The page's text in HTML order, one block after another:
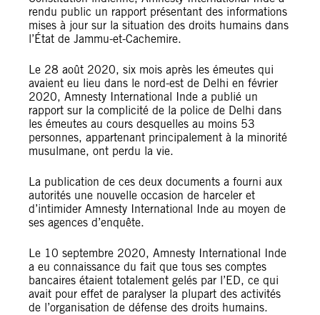
rendu public un rapport présentant des informations
mises à jour sur la situation des droits humains dans
l’État de Jammu-et-Cachemire.
Le 28 août 2020, six mois après les émeutes qui
avaient eu lieu dans le nord-est de Delhi en février
2020, Amnesty International Inde a publié un
rapport sur la complicité de la police de Delhi dans
les émeutes au cours desquelles au moins 53
personnes, appartenant principalement à la minorité
musulmane, ont perdu la vie.
La publication de ces deux documents a fourni aux
autorités une nouvelle occasion de harceler et
d’intimider Amnesty International Inde au moyen de
ses agences d’enquête.
Le 10 septembre 2020, Amnesty International Inde
a eu connaissance du fait que tous ses comptes
bancaires étaient totalement gelés par l’ED, ce qui
avait pour effet de paralyser la plupart des activités
de l’organisation de défense des droits humains.